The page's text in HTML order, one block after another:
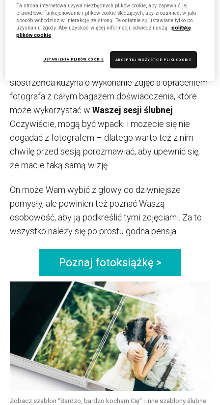
dorzucić dodatek za użytkowanie drogiego oraz
profesjonalnego sprzętu fotograficznego.
Przez cały ten akapit przewija się słowo
„profesjonalny” – to bardzo ważne i istotne słowo z
uwagi na to, że jest różnica między poproszeniem
siostrzeńca kuzyna o wykonanie zdjęć a opłaceniem
fotografa z całym bagażem doświadczenia, które
może wykorzystać w Waszej sesji ślubnej
Oczywiście, mogą być wpadki i możecie się nie
dogadać z fotografem – dlatego warto też z nim
chwilę przed sesją porozmawiać, aby upewnić się,
że macie taką samą wizję.
On może Wam wybić z głowy co dziwniejsze
pomysły, ale powinien też poznać Waszą
osobowość, aby ją podkreślić tymi zdjęciami. Za to
wszystko należy się po prostu godna pensja.
Poznaj fotoksiążkę >
Zobacz szablon “Bardzo, bardzo kocham Cię” i inne szablony ślubne
Ta strona internetowa używa niezbędnych plików cookie, aby zapewnić jej
prawidłowe funkcjonowanie i plików cookie śledzących, aby zrozumieć, w jaki
sposób wchodzisz w interakcję ze stroną. Te ostatnie są ustawiane tylko po
uzyskaniu zgody. Aby uzyskać więcej informacji, odwiedź naszą
politykę
plików cookie
USTAWIENIA PLIKÓW COOKIE AKCEPTUJ WSZYSTKIE PLIKI COOKIE